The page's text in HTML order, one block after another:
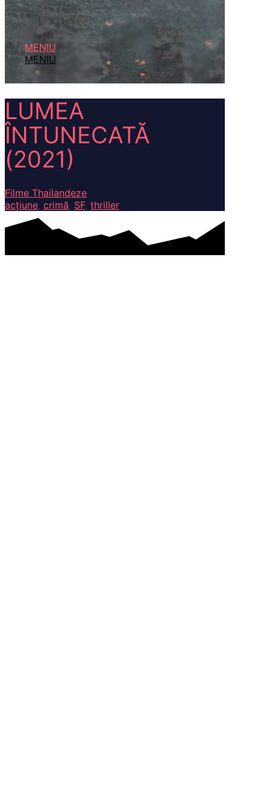
MENIU
MENIU
LUMEA
ÎNTUNECATĂ
(2021)
Filme Thailandeze
acțiune, crimă, SF, thriller